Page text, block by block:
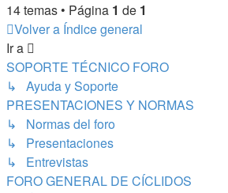
14 temas • Página 1 de 1
Volver a Índice general
Ir a
SOPORTE TÉCNICO FORO
↳ Ayuda y Soporte
PRESENTACIONES Y NORMAS
↳ Normas del foro
↳ Presentaciones
↳ Entrevistas
FORO GENERAL DE CÍCLIDOS